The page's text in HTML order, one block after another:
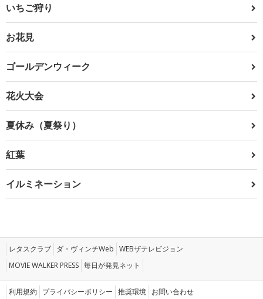
いちご狩り
お花見
ゴールデンウィーク
花火大会
夏休み（夏祭り）
紅葉
イルミネーション
レタスクラブ ダ・ヴィンチWeb WEBザテレビジョン
MOVIE WALKER PRESS 毎日が発見ネット
利用規約 プライバシーポリシー 推奨環境 お問い合わせ